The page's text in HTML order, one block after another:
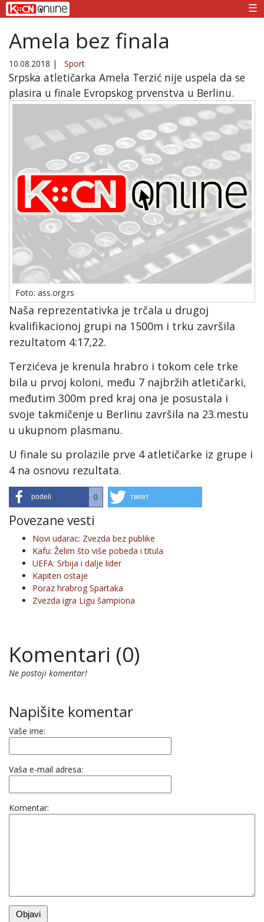
☰
Amela bez finala
10.08.2018 | Sport
Srpska atletičarka Amela Terzić nije uspela da se
plasira u finale Evropskog prvenstva u Berlinu.
Foto: ass.org.rs
Naša reprezentativka je trčala u drugoj
kvalifikacionoj grupi na 1500m i trku završila
rezultatom 4:17,22.
Terzićeva je krenula hrabro i tokom cele trke
bila u prvoj koloni, među 7 najbržih atletičarki,
međutim 300m pred kraj ona je posustala i
svoje takmičenje u Berlinu završila na 23.mestu
u ukupnom plasmanu.
U finale su prolazile prve 4 atletičarke iz grupe i
4 na osnovu rezultata.
podeli 0 твеет
Povezane vesti
Novi udarac: Zvezda bez publike
Kafu: Želim što više pobeda i titula
UEFA: Srbija i dalje lider
Kapiten ostaje
Poraz hrabrog Spartaka
Zvezda igra Ligu šampiona
Komentari (0)
Ne postoji komentar!
Napišite komentar
Vaše ime:
Vaša e-mail adresa:
Komentar: